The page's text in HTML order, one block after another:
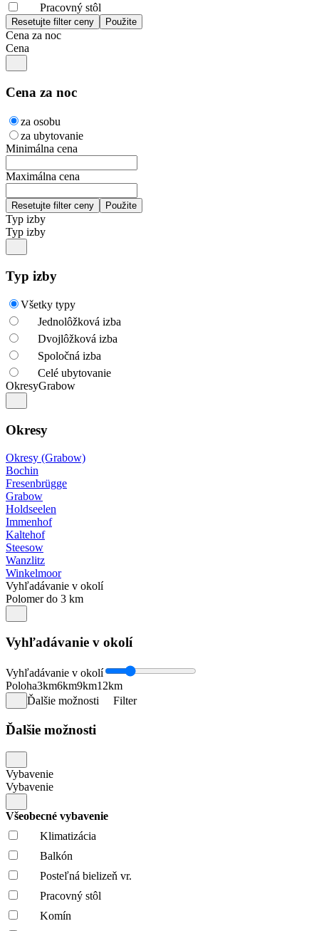
Pracovný stôl
Cena za noc
Cena
Cena za noc
za osobu
za ubytovanie
Minimálna cena
Maximálna cena
Typ izby
Typ izby
Typ izby
Všetky typy
Jednolôžková izba
Dvojlôžková izba
Spoločná izba
Celé ubytovanie
OkresyGrabow
Okresy
Okresy (Grabow)
Bochin
Fresenbrügge
Grabow
Holdseelen
Immenhof
Kaltehof
Steesow
Wanzlitz
Winkelmoor
Vyhľadávanie v okolí
Polomer do 3 km
Vyhľadávanie v okolí
Vyhľadávanie v okolí
Poloha3km6km9km12km
Ďalšie možnosti
Filter
Ďalšie možnosti
Vybavenie
Vybavenie
Všeobecné vybavenie
Klimatizácia
Balkón
Posteľná bielizeň vr.
Pracovný stôl
Komín